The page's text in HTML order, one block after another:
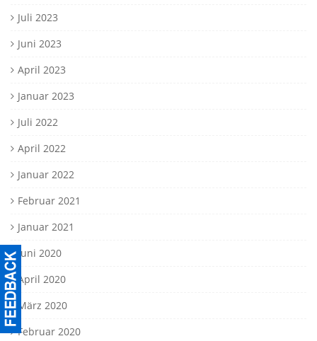
Juli 2023
Juni 2023
April 2023
Januar 2023
Juli 2022
April 2022
Januar 2022
Februar 2021
Januar 2021
Juni 2020
April 2020
März 2020
Februar 2020